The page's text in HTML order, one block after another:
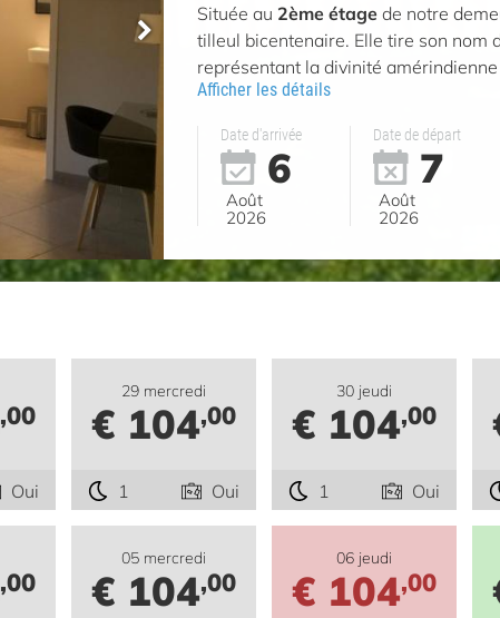
Située au 2ème étagede notre
tilleul bicentenaire. Elle tire son
représentant la divinité amérindienne
Afficher les détails
Date d'arrivée
6
Août
2026
Date de départ
7
Août
2026
,00
Oui
29 mercredi
€ 104,00
1 Oui
30 jeudi
€ 104,00
1 Oui
,00
05 mercredi
€ 104,00
06 jeudi
€ 104,00